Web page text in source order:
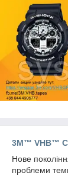
3M™ VHB™
Нове
проблеми